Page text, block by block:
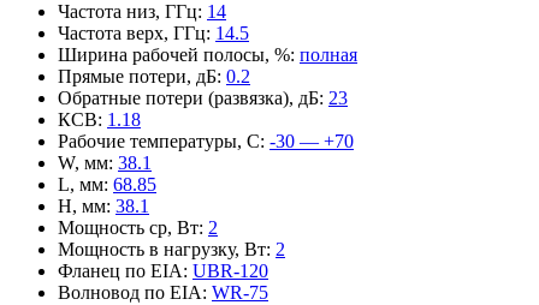
Частота низ, ГГц: 14
Частота верх, ГГц: 14.5
Ширина рабочей полосы, %: полная
Прямые потери, дБ: 0.2
Обратные потери (развязка), дБ: 23
КСВ: 1.18
Рабочие температуры, С: -30 — +70
W, мм: 38.1
L, мм: 68.85
H, мм: 38.1
Мощность ср, Вт: 2
Мощность в нагрузку, Вт: 2
Фланец по EIA: UBR-120
Волновод по EIA: WR-75